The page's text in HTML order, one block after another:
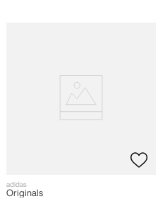
adidas
Originals